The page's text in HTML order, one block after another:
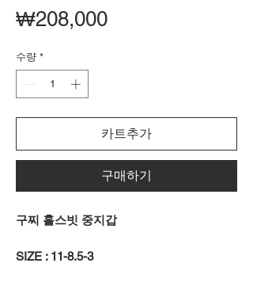
₩208,000가
수량 *
카트추가
구매하기
구찌 홀스빗 중지갑
SIZE : 11-8.5-3